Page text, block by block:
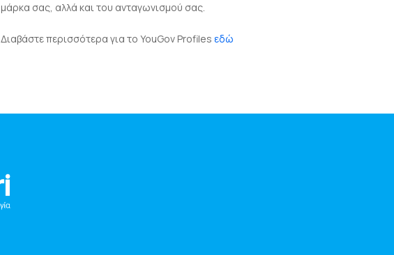
μάρκα σας, αλλά και του ανταγωνισμού σας.
Διαβάστε περισσότερα για το YouGov Profiles εδώ